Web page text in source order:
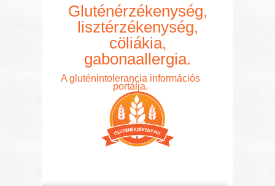
Gluténérzékenység,
lisztérzékenység,
cöliákia,
gabonaallergia.
A gluténintolerancia információs
portálja.